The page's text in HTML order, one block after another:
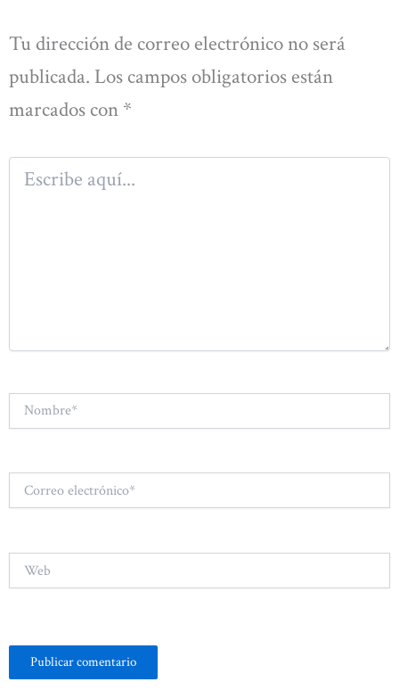
Tu dirección de correo electrónico no será
publicada. Los campos obligatorios están
marcados con *
aquí...
electrónico*